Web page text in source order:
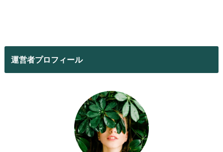
運営者プロフィール